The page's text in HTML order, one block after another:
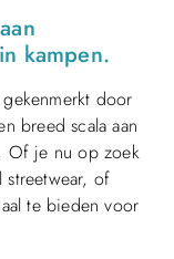
kampen.
door
breed scala aan
Of je nu op zoek
streetwear, of
te bieden voor